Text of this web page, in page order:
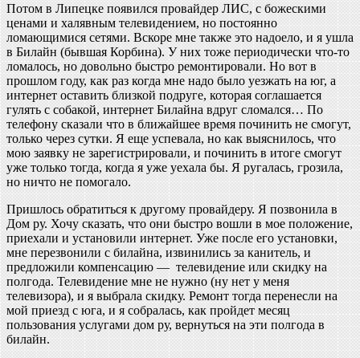
Потом в Липецке появился провайдер ЛИС, с божескими
ценами и халявным телевидением, но постоянно
ломающимися сетями. Вскоре мне также это надоело, и я ушла
в Билайн (бывшая Корбина). У них тоже периодически что-то
ломалось, но довольно быстро ремонтировали. Но вот в
прошлом году, как раз когда мне надо было уезжать на юг, а
интернет оставить близкой подруге, которая соглашается
гулять с собакой, интернет Билайна вдруг сломался… По
телефону сказали что в ближайшее время починить не смогут,
только через сутки. Я еще успевала, но как выяснилось, что
мою заявку не зарегистрировали, и починить в итоге смогут
уже только тогда, когда я уже уехала бы. Я ругалась, грозила,
но ничто не помогало.
Пришлось обратиться к другому провайдеру. Я позвонила в
Дом ру. Хочу сказать, что они быстро вошли в мое положение,
приехали и установили интернет. Уже после его установки,
мне перезвонили с билайна, извинились за канитель, и
предложили компенсацию — телевидение или скидку на
полгода. Телевидение мне не нужно (ну нет у меня
телевизора), и я выбрала скидку. Ремонт тогда перенесли на
мой приезд с юга, и я собралась, как пройдет месяц
пользования услугами дом ру, вернуться на эти полгода в
билайн.